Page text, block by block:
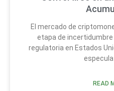
El mercado de
etapa de
regulatoria en Estados
READ